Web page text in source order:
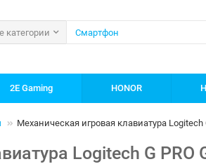
категории
2E Gaming HONOR
Механическая игровая клавиатура Logitech
Logitech G